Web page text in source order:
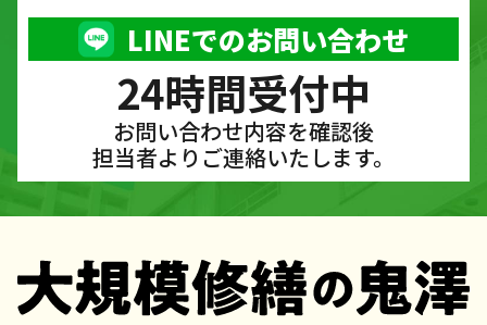
LINEでのお問い合わせ
24時間受付中
お問い合わせ内容を確認後
担当者よりご連絡いたします。